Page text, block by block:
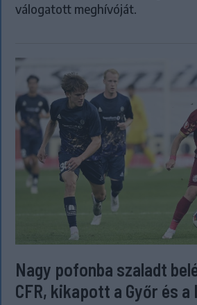
válogatott meghívóját.
Nagy pofonba szaladt
CFR, kikapott a Győr és a